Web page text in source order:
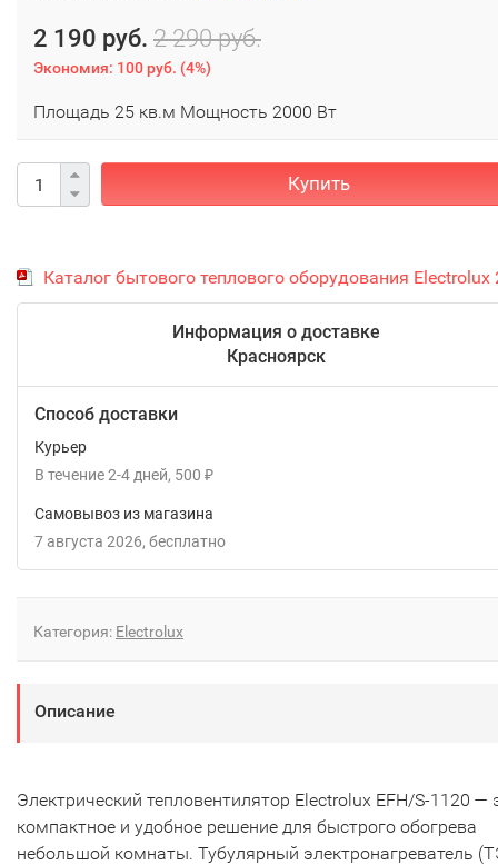
2 190 руб. 2 290 руб.
Экономия: 100 руб. (4%)
Площадь 25 кв.м Мощность 2000 Вт
Купить
Каталог бытового теплового оборудования Electrolux
Информация о доставке
Красноярск
Способ доставки
Курьер
В течение2-4 дней 500 ₽
Самовывоз из магазина
7 августа 2026
Бесплатно
Категория: Electrolux
Описание
Электрический тепловентилятор Electrolux EFH/S-1120 —
компактное и удобное решение для быстрого обогрева
небольшой комнаты. Тубулярный электронагреватель